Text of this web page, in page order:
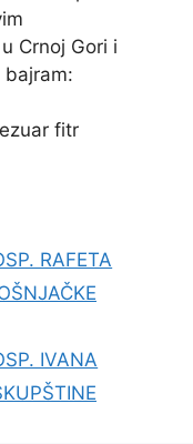
Crnoj Gori i
bajram:
fitr
RAFETA
IVANA